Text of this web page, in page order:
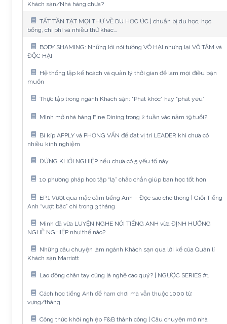
Khách sạn/Nhà hàng chưa?
TẤT TẦN TẬT MỌI THỨ VỀ DU HỌC ÚC | chuẩn bị du học, học
bổng, chi phí và nhiều thứ khác…
BODY SHAMING: Những lời nói tưởng VÔ HẠI nhưng lại VÔ TÂM và
ĐỘC HẠI
Hệ thống lập kế hoạch và quản lý thời gian để làm mọi điều bạn
muốn
Thực tập trong ngành Khách sạn: “Phát khóc” hay “phát yêu”
Mình mở nhà hàng Fine Dining trong 2 tuần vào năm 19 tuổi?
Bí kíp APPLY và PHỎNG VẤN để đạt vị trí LEADER khi chưa có
nhiều kinh nghiệm
ĐỪNG KHỞI NGHIỆP nếu chưa có 5 yếu tố này…
10 phương pháp học tập “lạ” chắc chắn giúp bạn học tốt hơn
EP.1 Vượt qua mặc cảm tiếng Anh – Đọc sao cho thông | Giỏi Tiếng
Anh “vượt bậc” chỉ trong 3 tháng
Mình đã vừa LUYỆN NGHE NÓI TIẾNG ANH vừa ĐỊNH HƯỚNG
NGHỀ NGHIỆP như thế nào?
Những câu chuyện làm ngành Khách sạn qua lời kể của Quản lí
Khách sạn Marriott
Lao động chân tay cũng là nghề cao quý? | NGƯỢC SERIES #1
Cách học tiếng Anh để ham chơi mà vẫn thuộc 1000 từ
vựng/tháng
Công thức khởi nghiệp F&B thành công | Câu chuyện mở nhà